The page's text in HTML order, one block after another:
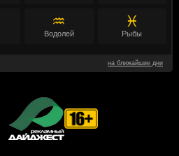
♒
Водолей
♓
Рыбы
на ближайшие дни